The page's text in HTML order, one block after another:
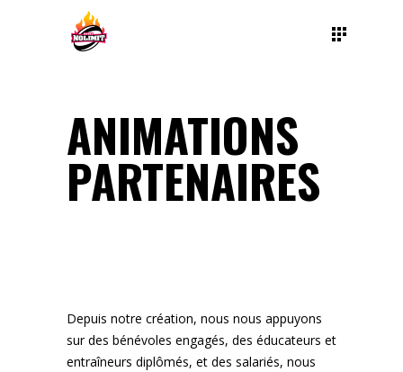
ANIMATIONS
PARTENAIRES
Depuis notre création, nous nous appuyons
sur des bénévoles engagés, des éducateurs et
entraîneurs diplômés, et des salariés, nous